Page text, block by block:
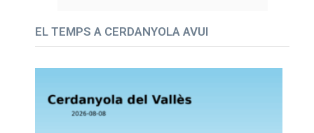
EL TEMPS A CERDANYOLA AVUI